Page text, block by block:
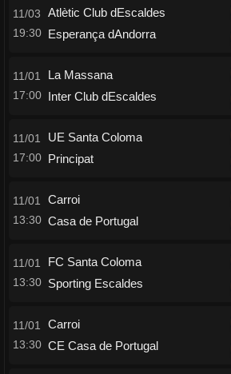
11/03
19:30
Atlètic Club dEscaldes
Esperança dAndorra
11/01
17:00
La Massana
Inter Club dEscaldes
11/01
17:00
UE Santa Coloma
Principat
11/01
13:30
Carroi
Casa de Portugal
11/01
13:30
FC Santa Coloma
Sporting Escaldes
11/01
13:30
Carroi
CE Casa de Portugal